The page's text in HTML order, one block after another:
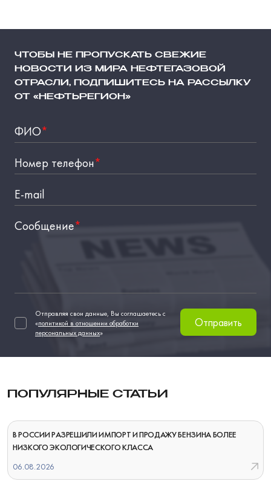
ЧТОБЫ НЕ ПРОПУСКАТЬ СВЕЖИЕ
НОВОСТИ ИЗ МИРА НЕФТЕГАЗОВОЙ
ОТРАСЛИ, ПОДПИШИТЕСЬ НА РАССЫЛКУ
ОТ «НЕФТЬРЕГИОН»
ФИО*
Номер телефон*
E-mail
Сообщение*
Отправляя свои данные, Вы соглашаетесь с
«политикой в отношении обработки
персональных данных»
Отправить
ПОПУЛЯРНЫЕ СТАТЬИ
В РОССИИ РАЗРЕШИЛИ ИМПОРТ И ПРОДАЖУ БЕНЗИНА БОЛЕЕ
НИЗКОГО ЭКОЛОГИЧЕСКОГО КЛАССА
06.08.2026